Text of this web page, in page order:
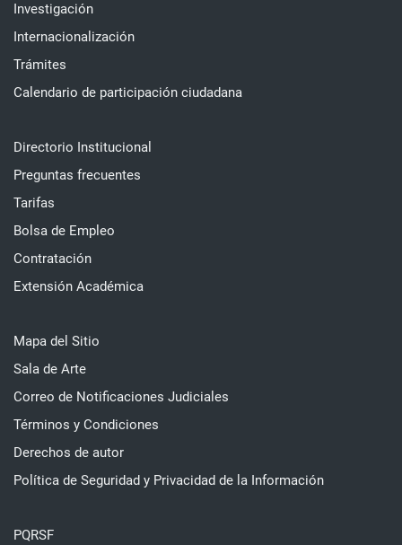
Investigación
Internacionalización
Trámites
Calendario de participación ciudadana
Directorio Institucional
Preguntas frecuentes
Tarifas
Bolsa de Empleo
Contratación
Extensión Académica
Mapa del Sitio
Sala de Arte
Correo de Notificaciones Judiciales
Términos y Condiciones
Derechos de autor
Política de Seguridad y Privacidad de la Información
PQRSF